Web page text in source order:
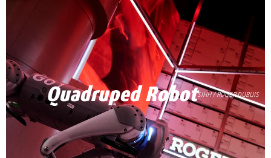
Quadruped RobotSIHH / ROGER DUBUIS